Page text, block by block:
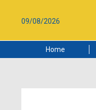
09/08/2026
Home